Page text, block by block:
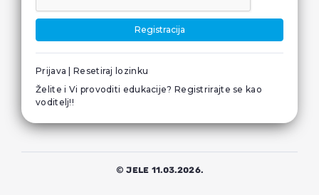
Registracija
Prijava |Resetiraj lozinku
Želite i Vi provoditi edukacije? Registrirajte se kao
voditelj!!
© JELE 11.03.2026.